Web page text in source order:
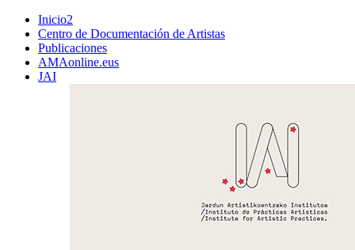
Inicio2
Centro de Documentación de Artistas
Publicaciones
AMAonline.eus
JAI